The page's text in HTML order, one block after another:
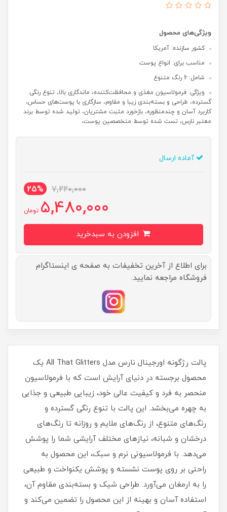
ویژگی‌های محصول
کشور سازنده: آمریکا
مناسب برای: انواع پوست
شامل: 6 رنگ متنوع
ویژگی: فرمولاسیون مغذی و محافظت‌کننده، ماندگاری بالا، تنوع رنگی
گسترده، طراحی و بسته‌بندی زیبا و مقاوم، سازگاری با پوست‌های حساس،
کاربرد آسان و چندمنظوره، بازخورد مثبت مشتریان، تولید شده توسط برند
معتبر نارس، تست شده توسط متخصصین پوست،
آماده ارسال
7,220,000
25%
5,480,000 تومان
برای اطلاع از آخرین تخفیفات به صفحه ی اینستاگرام
فروشگاه مراجعه نمایید.
پالت رژگونه اورجینال نارس مدل All That Glitters یک
محصول برجسته در دنیای آرایش است که با فرمولاسیون
منحصر به فرد و کیفیت عالی خود، زیبایی طبیعی و جذابی
به چهره می‌بخشد. این پالت با تنوع رنگی گسترده و
رنگ‌های متنوع، از رنگ‌های ملایم و روزانه تا رنگ‌های
درخشان و شبانه، نیازهای مختلف آرایشی شما را پوشش
می‌دهد. با فرمولاسیونی نرم و سبک، این محصول به
راحتی بر روی پوست نشسته و پوشش یکنواخت و طبیعی
را به ارمغان می‌آورد. طراحی شیک و بسته‌بندی مقاوم آن،
استفاده آسان و بهینه از این محصول را تضمین می‌کند و